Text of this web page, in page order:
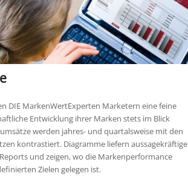
DIE MarkenWertExperten Marketern eine feine
Entwicklung ihrer Marken stets im Blick
werden jahres- und quartalsweise mit den
kontrastiert. Diagramme liefern aussagekräftige
und zeigen, wo die Markenperformance
Zielen gelegen ist.